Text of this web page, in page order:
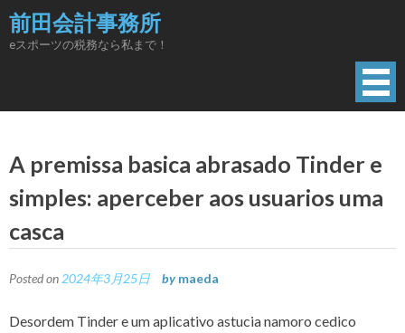
Skip
to
content
前田会計事務所
eスポーツの税務なら私まで！
A premissa basica abrasado Tinder e
simples: aperceber aos usuarios uma
casca
Posted on 2024年3月25日 by maeda
Desordem Tinder e um aplicativo astucia namoro cedico